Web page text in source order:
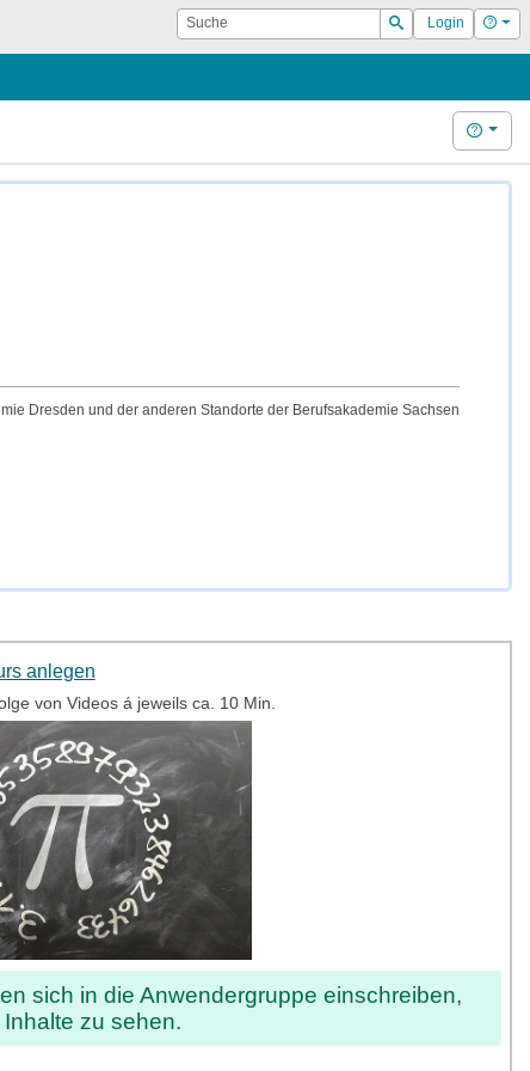
Suche
Suchen
Login Hilfe
Hilfe
Dresden und der anderen Standorte der Berufsakademie Sachsen
anlegen
von Videos á jeweils ca. 10 Min.
sich in die Anwendergruppe einschreiben,
zu sehen.